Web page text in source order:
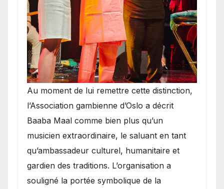
​Au moment de lui remettre cette distinction,
l’Association gambienne d’Oslo a décrit
Baaba Maal comme bien plus qu’un
musicien extraordinaire, le saluant en tant
qu’ambassadeur culturel, humanitaire et
gardien des traditions. L’organisation a
souligné la portée symbolique de la